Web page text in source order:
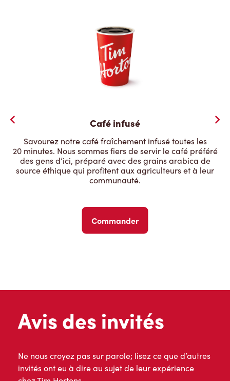
Café infusé
Savourez notre café fraîchement infusé toutes les
20 minutes. Nous sommes fiers de servir le café préféré
des gens d’ici, préparé avec des grains arabica de
source éthique qui profitent aux agriculteurs et à leur
communauté.
Commander
Avis des invités
Ne nous croyez pas sur parole; lisez ce que d’autres
invités ont eu à dire au sujet de leur expérience